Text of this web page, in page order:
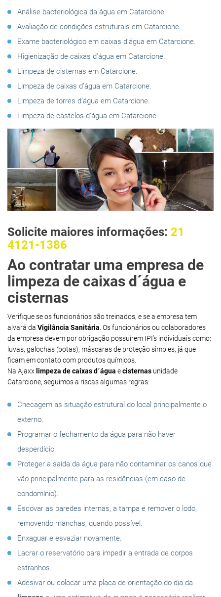
Análise bacteriológica da água em Catarcione.
Avaliação de condições estruturais em Catarcione.
Exame bacteriológico em caixas d’água em Catarcione.
Higienização de caixas d’água em Catarcione.
Limpeza de cisternas em Catarcione.
Limpeza de caixas d’água em Catarcione.
Limpeza de torres d’água em Catarcione.
Limpeza de castelos d’água em Catarcione.
Solicite maiores informações: 21
4121-1386
Ao contratar uma empresa de
limpeza de caixas d´água e
cisternas
Verifique se os funcionários são treinados, e se a empresa tem
alvará da Vigilância Sanitária . Os funcionários ou colaboradores
da empresa devem por obrigação possuírem IPI’s individuais como:
luvas, galochas (botas), máscaras de proteção simples, já que
ficam em contato com produtos químicos.
Na Ajaxx limpeza de caixas d´água ecisternas unidade
Catarcione, seguimos a riscas algumas regras:
Checagem as situação estrutural do local principalmente o
externo.
Programar o fechamento da água para não haver
desperdício.
Proteger a saída da água para não contaminar os canos que
vão principalmente para as residências (em caso de
condomínio).
Escovar as paredes internas, a tampa e remover o lodo,
removendo manchas, quando possível.
Enxaguar e esvaziar novamente.
Lacrar o reservatório para impedir a entrada de corpos
estranhos.
Adesivar ou colocar uma placa de orientação do dia da